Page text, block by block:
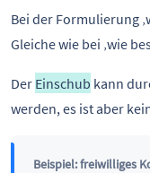
Bei der Formulierung
Gleiche wie bei ‚wie
Der Einschub kann
werden, es ist aber
Beispiel: freiwilliges